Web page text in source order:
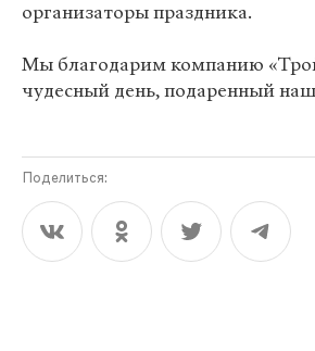
организаторы праздника.
Мы благодарим компанию
чудесный день, подаренный
Поделиться: